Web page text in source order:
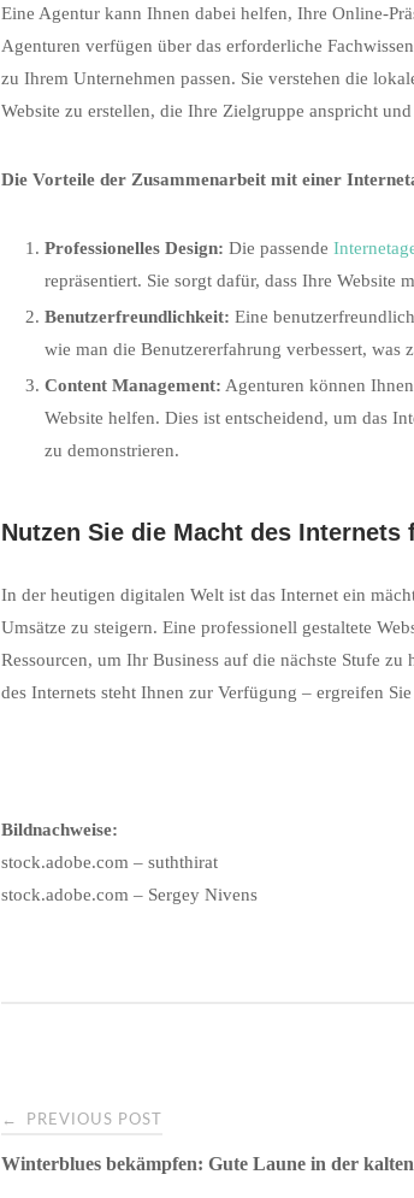
Eine Agentur kann Ihnen dabei helfen, Ihre Online-
Agenturen verfügen über das erforderliche
zu Ihrem Unternehmen passen. Sie verstehen die
Website zu erstellen, die Ihre Zielgruppe anspricht
Die Vorteile der Zusammenarbeit mit einer
Professionelles Design: Die passende
repräsentiert. Sie sorgt dafür, dass Ihre Website
Benutzerfreundlichkeit: Eine
wie man die Benutzererfahrung verbessert,
Content Management: Agenturen können
Website helfen. Dies ist entscheidend, um das
zu demonstrieren.
Nutzen Sie die Macht des Internets
In der heutigen digitalen Welt ist das Internet ein
Umsätze zu steigern. Eine professionell gestaltete
Ressourcen, um Ihr Business auf die nächste Stufe
des Internets steht Ihnen zur Verfügung – ergreifen
Bildnachweise:
stock.adobe.com – suththirat
stock.adobe.com – Sergey Nivens
Post
navigation
← PREVIOUS POST
Winterblues bekämpfen: Gute Laune in der